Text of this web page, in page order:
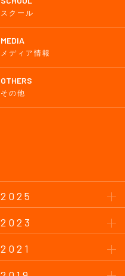
スクール
MEDIA
メディア情報
OTHERS
その他
2025
2023
2021